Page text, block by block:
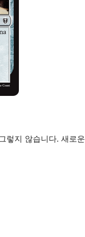
렇지 않습니다. 새로운